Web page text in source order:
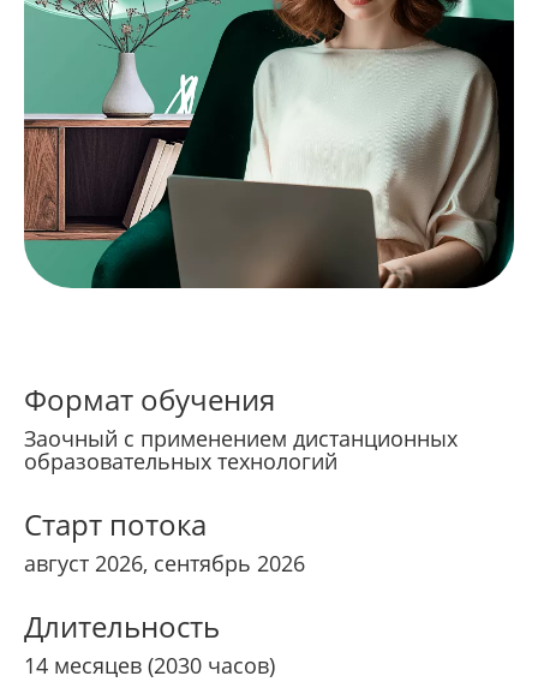
Формат обучения
Заочный с применением дистанционных
образовательных технологий
Старт потока
август 2026, сентябрь 2026
Длительность
14 месяцев (2030 часов)